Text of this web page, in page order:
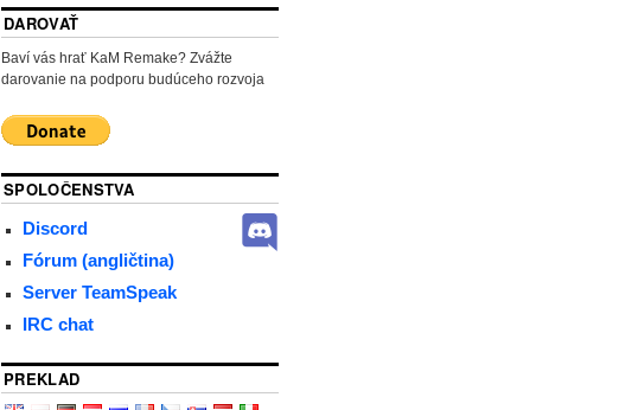
DAROVAŤ
Baví vás hrať KaM Remake? Zvážte
darovanie na podporu budúceho rozvoja
SPOLOČENSTVA
Discord
Fórum (angličtina)
Server TeamSpeak
IRC chat
PREKLAD